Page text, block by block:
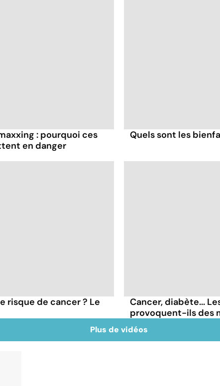
: pourquoi ces
en danger
Quels sont les
risque de cancer ? Le
Cancer, diabète...
provoquent-ils des
Plus de vidéos